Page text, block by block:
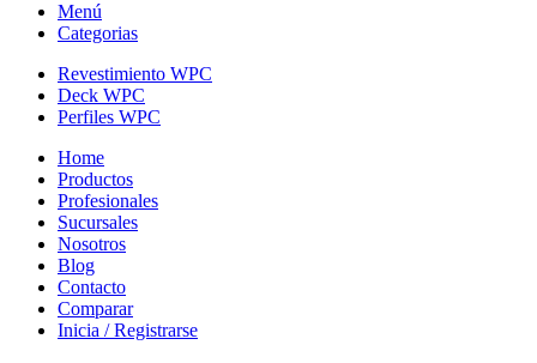
Menú
Categorias
Revestimiento WPC
Deck WPC
Perfiles WPC
Home
Productos
Profesionales
Sucursales
Nosotros
Blog
Contacto
Comparar
Inicia / Registrarse